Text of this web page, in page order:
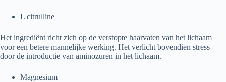
L citrulline
Het ingrediënt richt zich op de verstopte haarvaten van het lichaam
voor een betere mannelijke werking. Het verlicht bovendien stress
door de introductie van aminozuren in het lichaam.
Magnesium